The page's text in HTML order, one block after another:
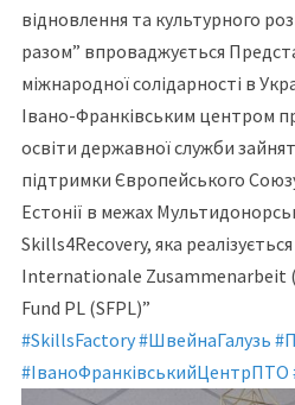
відновлення та культурного
разом” впроваджується
міжнародної солідарності в
Івано-Франківським центром
освіти державної служби
підтримки Європейського
Естонії в межах
Skills4Recovery, яка
Internationale Zusammenarbeit
Fund PL (SFPL)”
#SkillsFactory#ШвейнаГалузь
#ІваноФранківськийЦентрПТО